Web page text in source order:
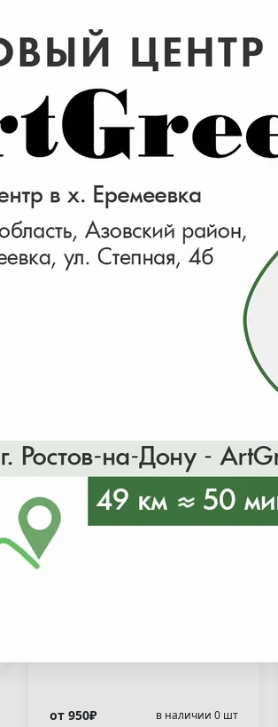
Для
Найдено 2 товара
Самшит мелколистный
"Фолкнер"( Buxus
microphylla "Faulkner" )
от 950₽ в наличии 0 шт